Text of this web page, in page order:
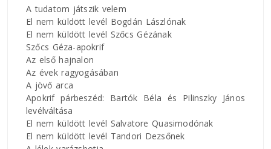
A tudatom játszik velem
El nem küldött levél Bogdán Lászlónak
El nem küldött levél Szőcs Gézának
Szőcs Géza-apokrif
Az első hajnalon
Az évek ragyogásában
A jövő arca
Apokrif párbeszéd: Bartók Béla és Pilinszky János
levélváltása
El nem küldött levél Salvatore Quasimodónak
El nem küldött levél Tandori Dezsőnek